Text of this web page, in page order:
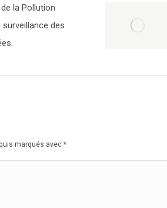
la Pollution
des
marqués avec *